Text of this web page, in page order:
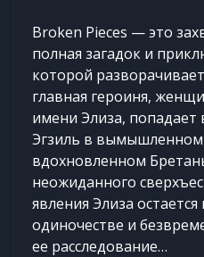
Broken Pieces ­— это
полная загадок и
которой
главная героиня,
имени Элиза, попадает
Эгзиль в вымышленном
вдохновленном
неожиданного
явления Элиза
одиночестве и
ее расследование…